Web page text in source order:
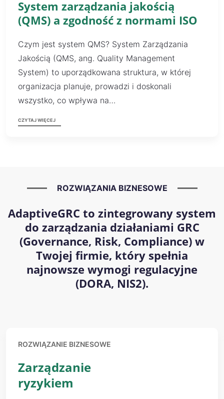
System zarządzania jakością
(QMS) a zgodność z normami ISO
Czym jest system QMS? System Zarządzania
Jakością (QMS, ang. Quality Management
System) to uporządkowana struktura, w której
organizacja planuje, prowadzi i doskonali
wszystko, co wpływa na…
CZYTAJ WIĘCEJ
ROZWIĄZANIA BIZNESOWE
AdaptiveGRC to zintegrowany system
do zarządzania działaniami GRC
(Governance, Risk, Compliance) w
Twojej firmie, który spełnia
najnowsze wymogi regulacyjne
(DORA, NIS2).
ROZWIĄZANIE BIZNESOWE
Zarządzanie
ryzykiem